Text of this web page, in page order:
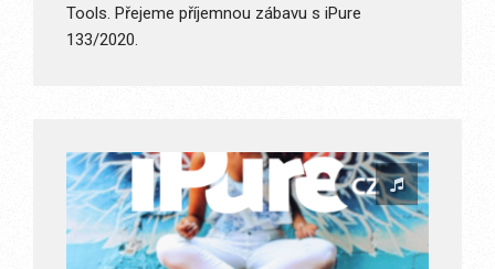
Tools. Přejeme příjemnou zábavu s iPure
133/2020.